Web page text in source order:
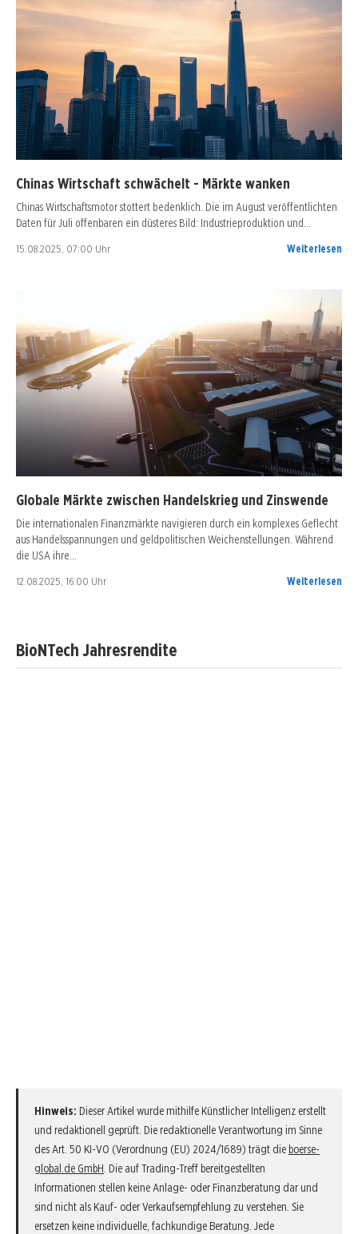
Chinas Wirtschaft schwächelt - Märkte wanken
Chinas Wirtschaftsmotor stottert bedenklich. Die im August veröffentlichten
Daten für Juli offenbaren ein düsteres Bild: Industrieproduktion und…
15.08.2025, 07:00 Uhr Weiterlesen
Globale Märkte zwischen Handelskrieg und Zinswende
Die internationalen Finanzmärkte navigieren durch ein komplexes Geflecht
aus Handelsspannungen und geldpolitischen Weichenstellungen. Während
die USA ihre…
12.08.2025, 16:00 Uhr Weiterlesen
BioNTech Jahresrendite
Hinweis: Dieser Artikel wurde mithilfe Künstlicher Intelligenz erstellt
und redaktionell geprüft. Die redaktionelle Verantwortung im Sinne
des Art. 50 KI-VO (Verordnung (EU) 2024/1689) trägt die boerse-
global.de GmbH. Die auf Trading-Treff bereitgestellten
Informationen stellen keine Anlage- oder Finanzberatung dar und
sind nicht als Kauf- oder Verkaufsempfehlung zu verstehen. Sie
ersetzen keine individuelle, fachkundige Beratung. Jede